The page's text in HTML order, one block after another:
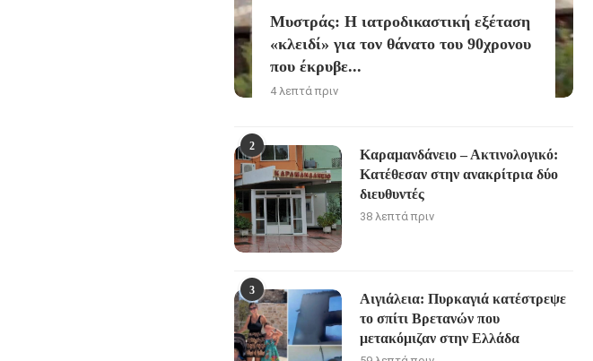
Μυστράς: Η ιατροδικαστική εξέταση
«κλειδί» για τον θάνατο του 90χρονου
που έκρυβε...
4 λεπτά πριν
2
Καραμανδάνειο – Ακτινολογικό:
Κατέθεσαν στην ανακρίτρια δύο
διευθυντές
38 λεπτά πριν
3
Αιγιάλεια: Πυρκαγιά κατέστρεψε
το σπίτι Βρετανών που
μετακόμιζαν στην Ελλάδα